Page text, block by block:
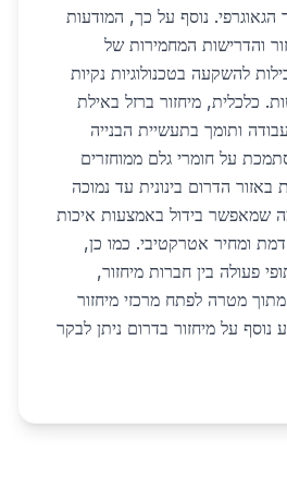
נוסף על כך, המודעות
והדרישות המחמירות של
להשקעה בטכנולוגיות נקיות
כלכלית, מיחזור ברזל באילת
ותומך בתעשיית הבנייה
על חומרי גלם ממוחזרים
הדרום בינונית עד נמוכה
שמאפשר בידול באמצעות איכות
ומחיר אטרקטיבי. כמו כן,
פעולה בין חברות מיחזור,
מטרה לפתח מרכזי מיחזור
על מיחזור בדרום ניתן לבקר